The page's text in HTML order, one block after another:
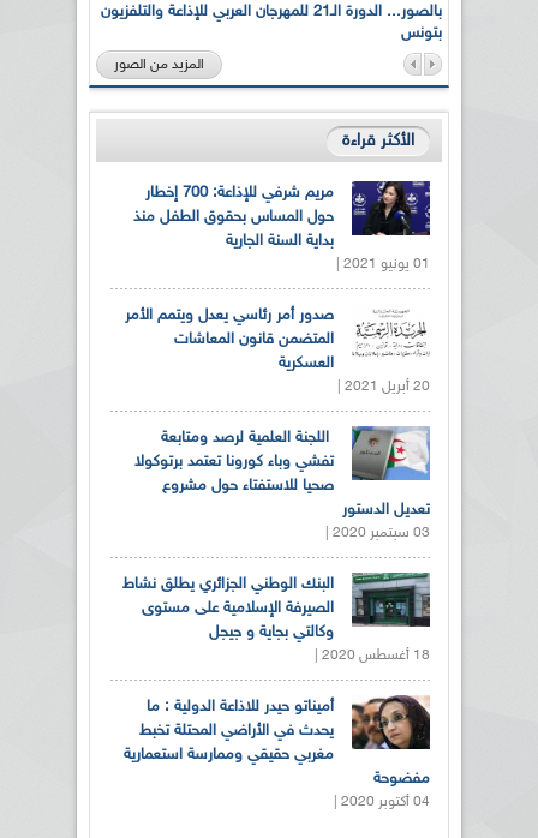
بالصور... الدورة الـ21 للمهرجان العربي للإذاعة والتلفزيون
بتونس
المزيد من الصور
الأكثر قراءة
مريم شرفي للإذاعة: 700 إخطار
حول المساس بحقوق الطفل منذ
بداية السنة الجارية
01 يونيو 2021 |
صدور أمر رئاسي يعدل ويتمم الأمر
المتضمن قانون المعاشات
العسكرية
20 أبريل 2021 |
اللجنة العلمية لرصد ومتابعة
تفشي وباء كورونا تعتمد برتوكولا
صحيا للاستفتاء حول مشروع
تعديل الدستور
03 سبتمبر 2020 |
البنك الوطني الجزائري يطلق نشاط
الصيرفة الإسلامية على مستوى
وكالتي بجاية و جيجل
18 أغسطس 2020 |
أميناتو حيدر للاذاعة الدولية : ما
يحدث في الأراضي المحتلة تخبط
مغربي حقيقي وممارسة استعمارية
مفضوحة
04 أكتوبر 2020 |